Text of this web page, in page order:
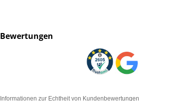
Bewertungen
Informationen zur Echtheit von Kundenbewertungen